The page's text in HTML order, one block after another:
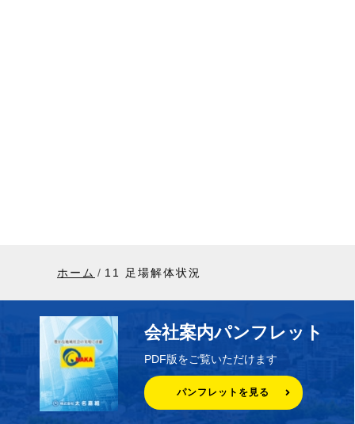
ホーム 11 足場解体状況
会社案内パンフレット
PDF版をご覧いただけます
パンフレットを見る